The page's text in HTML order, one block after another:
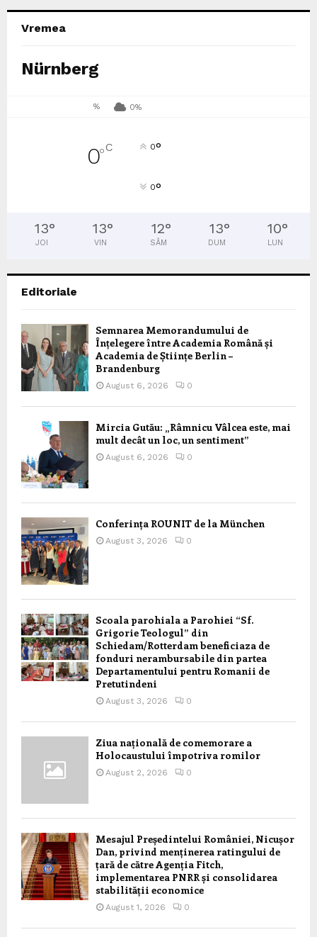
Vremea
Nürnberg
% 0%
0°C 0°
0°
13°
JOI
13°
VIN
12°
SÂM
13°
DUM
10°
LUN
Editoriale
Semnarea Memorandumului de
Înțelegere între Academia Română și
Academia de Științe Berlin –
Brandenburg
August 6, 2026 0
Mircia Gutău: „Râmnicu Vâlcea este, mai
mult decât un loc, un sentiment”
August 6, 2026 0
Conferința ROUNIT de la München
August 3, 2026 0
Scoala parohiala a Parohiei “Sf.
Grigorie Teologul” din
Schiedam/Rotterdam beneficiaza de
fonduri nerambursabile din partea
Departamentului pentru Romanii de
Pretutindeni
August 3, 2026 0
Ziua națională de comemorare a
Holocaustului împotriva romilor
August 2, 2026 0
Mesajul Președintelui României, Nicușor
Dan, privind menținerea ratingului de
țară de către Agenția Fitch,
implementarea PNRR și consolidarea
stabilității economice
August 1, 2026 0